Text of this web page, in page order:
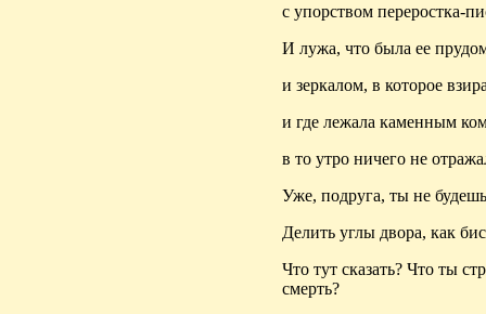
с упорством переростка-
И лужа, что была ее
и зеркалом, в которое
и где лежала каменным
в то утро ничего не
Уже, подруга, ты не
Делить углы двора, как
Что тут сказать? Что ты
смерть?